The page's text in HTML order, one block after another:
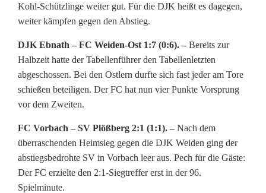
Kohl-Schützlinge weiter gut. Für die DJK heißt es dagegen,
weiter kämpfen gegen den Abstieg.
DJK Ebnath – FC Weiden-Ost 1:7 (0:6). – Bereits zur
Halbzeit hatte der Tabellenführer den Tabellenletzten
abgeschossen. Bei den Ostlern durfte sich fast jeder am Tore
schießen beteiligen. Der FC hat nun vier Punkte Vorsprung
vor dem Zweiten.
FC Vorbach – SV Plößberg 2:1 (1:1). – Nach dem
überraschenden Heimsieg gegen die DJK Weiden ging der
abstiegsbedrohte SV in Vorbach leer aus. Pech für die Gäste:
Der FC erzielte den 2:1-Siegtreffer erst in der 96.
Spielminute.